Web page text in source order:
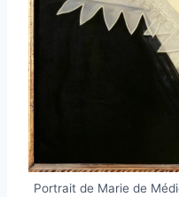
Portrait de Marie de